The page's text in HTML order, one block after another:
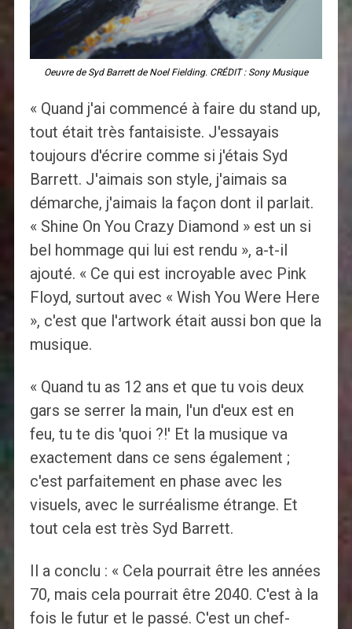
Oeuvre de Syd Barrett de Noel Fielding. CRÉDIT : Sony Musique
« Quand j'ai commencé à faire du stand up,
tout était très fantaisiste. J'essayais
toujours d'écrire comme si j'étais Syd
Barrett. J'aimais son style, j'aimais sa
démarche, j'aimais la façon dont il parlait.
« Shine On You Crazy Diamond » est un si
bel hommage qui lui est rendu », a-t-il
ajouté. « Ce qui est incroyable avec Pink
Floyd, surtout avec « Wish You Were Here
», c'est que l'artwork était aussi bon que la
musique.
« Quand tu as 12 ans et que tu vois deux
gars se serrer la main, l'un d'eux est en
feu, tu te dis 'quoi ?!' Et la musique va
exactement dans ce sens également ;
c'est parfaitement en phase avec les
visuels, avec le surréalisme étrange. Et
tout cela est très Syd Barrett.
Il a conclu : « Cela pourrait être les années
70, mais cela pourrait être 2040. C'est à la
fois le futur et le passé. C'est un chef-